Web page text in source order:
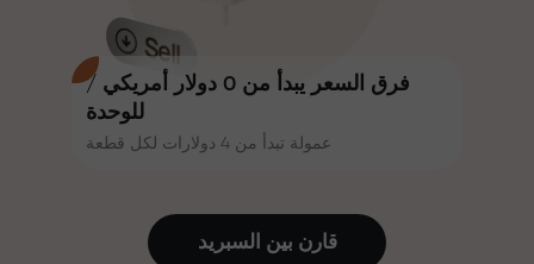
فرق السعر يبدأ من 0 دولار أمريكي /
للوحدة
عمولة تبدأ من 4 دولارات لكل قطعة
عناصر الحماس والانضباط على عالم
التداول، ويعمل كشريك يُلهم العملاء
لتحقيق أهداف طموحة.
إنستا فوركس على هاتف آيفون أو ماك
بوك أو رحلة أحلامه بمجرد إيداعه مبلغًا
قارن بين السبرید